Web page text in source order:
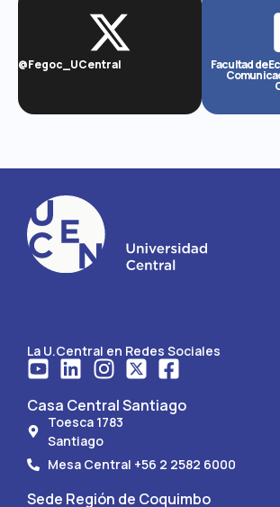
@Fegoc_UCentral Facultad de
La U.Central en Redes Sociales
Casa Central Santiago
Toesca 1783
Santiago
Mesa Central +56 2 2582 6000
Sede Región de Coquimbo